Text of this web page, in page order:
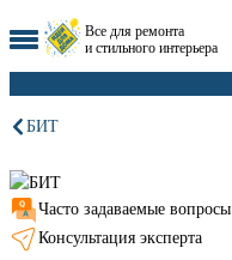
Все для ремонта
и стильного интерьера
БИТ
Часто задаваемые
Консультация эксперта